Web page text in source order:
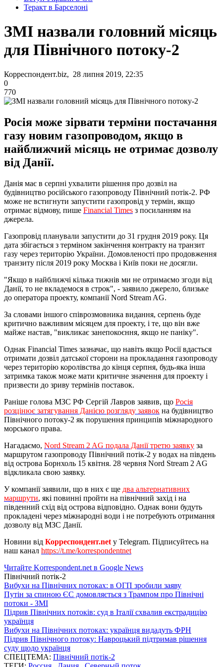
Теракт в Барселоні
ЗМІ назвали головний місяць
для Північного потоку-2
Корреспондент.biz, 28 липня 2019, 22:35
0
770
Росія може зірвати терміни постачання
газу новим газопроводом, якщо в
найближчий місяць не отримає дозволу
від Данії.
Данія має в серпні ухвалити рішення про дозвіл на
будівництво російського газопроводу Північний потік-2. РФ
може не встигнути запустити газопровід у термін, якщо
отримає відмову, пише Financial Times з посиланням на
джерела.
Газопровід планували запустити до 31 грудня 2019 року. Ця
дата збігається з терміном закінчення контракту на транзит
газу через територію України. Домовленості про продовження
транзиту після 2019 року Москва і Київ поки не досягли.
"Якщо в найближчі кілька тижнів ми не отримаємо згоди від
Данії, то не вкладемося в строк", - заявило джерело, близьке
до оператора проекту, компанії Nord Stream AG.
За словами іншого співрозмовника видання, серпень буде
критично важливим місяцем для проекту, і те, що він вже
майже настав, "викликає занепокоєння, якщо не паніку".
Однак Financial Times зазначає, що навіть якщо Росії вдасться
отримати дозвіл датської сторони на прокладання газопроводу
через територію королівства до кінця серпня, будь-яка інша
затримка також може мати критичне значення для проекту і
призвести до зриву термінів поставок.
Раніше голова МЗС РФ Сергій Лавров заявив, що Росія
розцінює затягування Данією розгляду заявок на будівництво
Північного потоку-2 як порушення принципів міжнародного
морського права.
Нагадаємо, Nord Stream 2 AG подала Данії третю заявку за
маршрутом газопроводу Північний потік-2 у водах на південь
від острова Борнхоль 15 квітня. 28 червня Nord Stream 2 AG
відкликала свою заявку.
У компанії заявили, що в них є ще два альтернативних
маршрути, які повинні пройти на північний захід і на
південний схід від острова відповідно. Однак вони будуть
прокладені через міжнародні води і не потребують отримання
дозволу від МЗС Данії.
Новини від Корреспондент.net у Telegram. Підписуйтесь на
наш канал https://t.me/korrespondentnet
Читайте Korrespondent.net в Google News
Північний потік-2
Вибухи на Північних потоках: в ОГП зробили заяву
Путін за спиною ЄС домовляється з Трампом про Північні
потоки - ЗМІ
Підрив Північних потоків: суд в Італії схвалив екстрадицію
українця
Вибухи на Північних потоках: українця видадуть ФРН
Підрив Північного потоку: Навроцький підтримав рішення
суду щодо українця
СПЕЦТЕМА: Північний потік-2